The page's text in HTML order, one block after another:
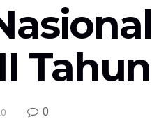
0